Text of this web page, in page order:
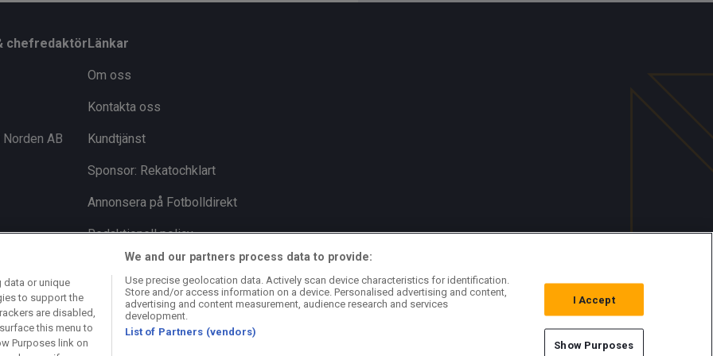
chefredaktör
AB
Länkar
Om oss
Kontakta oss
Kundtjänst
Sponsor: Rekatochklart
Annonsera på Fotbolldirekt
Redaktionell policy
Personuppgiftspolicy
Cookiepolicy
Arkiv
data or unique
to support the
are disabled,
this menu to
Purposes link on
We and our partners process data to provide:
Use precise geolocation data. Actively scan device characteristics for identification.
Store and/or access information on a device. Personalised advertising and content,
advertising and content measurement, audience research and services
development.
List of Partners (vendors)
I Accept
Show Purposes